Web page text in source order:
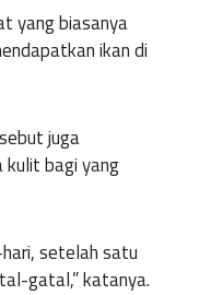
yang biasanya
ikan di
juga
bagi yang
setelah satu
gatal,” katanya.